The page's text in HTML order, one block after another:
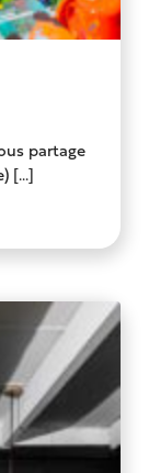
partage
[...]